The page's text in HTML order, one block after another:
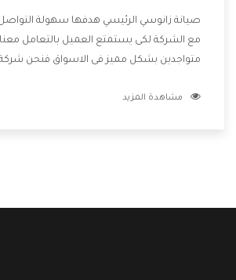
صيانة زانوسي الرئيسي هدفها سهولة
مع الشركة لكى يستمتع العميل بالتعامل
متواجدين بشكل مميز فى الاسواق فنحن شركة
الشركة بها والتى تكون منها خدمة الصيانة
مشاهدة المزيد